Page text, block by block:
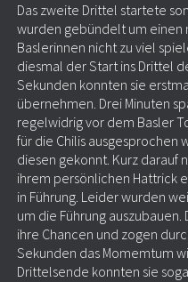
Das zweite Drittel startete
wurden gebündelt um einen
Baslerinnen nicht zu viel
diesmal der Start ins Drittel
Sekunden konnten sie
übernehmen. Drei Minuten
regelwidrig vor dem Basler
für die Chilis ausgesprochen
diesen gekonnt. Kurz darauf
ihrem persönlichen Hattrick
in Führung. Leider wurden
um die Führung
ihre Chancen und zogen
Sekunden das Momemtum
Drittelsende konnten sie